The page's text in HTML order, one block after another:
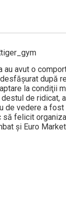
avut o
după
la condiţii
de ridicat,
de vedere a
felicit
şi Euro